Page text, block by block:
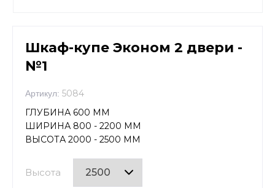
Шкаф-купе Эконом 2 двери -
№1
Артикул: 5084
ГЛУБИНА 600 ММ
ШИРИНА 800 - 2200 ММ
ВЫСОТА 2000 - 2500 ММ
Высота